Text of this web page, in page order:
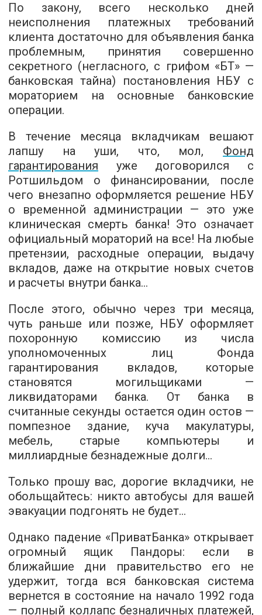
По закону, всего несколько дней
неисполнения платежных требований
клиента достаточно для объявления банка
проблемным, принятия совершенно
секретного (негласного, с грифом «БТ» —
банковская тайна) постановления НБУ с
мораторием на основные банковские
операции.
В течение месяца вкладчикам вешают
лапшу на уши, что, мол, Фонд
гарантирования уже договорился с
Ротшильдом о финансировании, после
чего внезапно оформляется решение НБУ
о временной администрации — это уже
клиническая смерть банка! Это означает
официальный мораторий на все! На любые
претензии, расходные операции, выдачу
вкладов, даже на открытие новых счетов
и расчеты внутри банка…
После этого, обычно через три месяца,
чуть раньше или позже, НБУ оформляет
похоронную комиссию из числа
уполномоченных лиц Фонда
гарантирования вкладов, которые
становятся могильщиками —
ликвидаторами банка. От банка в
считанные секунды остается один остов —
помпезное здание, куча макулатуры,
мебель, старые компьютеры и
миллиардные безнадежные долги…
Только прошу вас, дорогие вкладчики, не
обольщайтесь: никто автобусы для вашей
эвакуации подгонять не будет…
Однако падение «ПриватБанка» открывает
огромный ящик Пандоры: если в
ближайшие дни правительство его не
удержит, тогда вся банковская система
вернется в состояние на начало 1992 года
— полный коллапс безналичных платежей,